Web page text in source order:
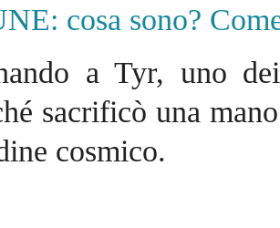
cosa sono?
aTyr, uno
sacrificò una
cosmico.